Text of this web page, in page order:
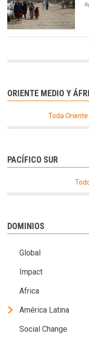
ORIENTE MEDIO Y
Toda
PACÍFICO SUR
DOMINIOS
Global
Impact
Africa
América Latina
Social Change